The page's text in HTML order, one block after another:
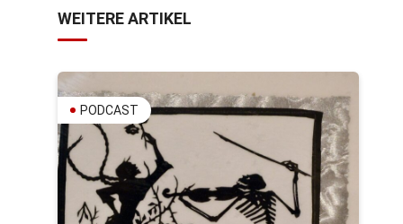
WEITERE ARTIKEL
PODCAST